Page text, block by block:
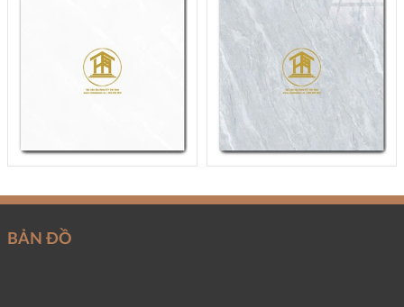
BẢN ĐỒ